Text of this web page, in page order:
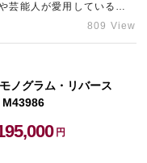
芸能人が愛用していると
らっしゃいるバッグで…
809 View
ノグラム・リバース
M43986
円